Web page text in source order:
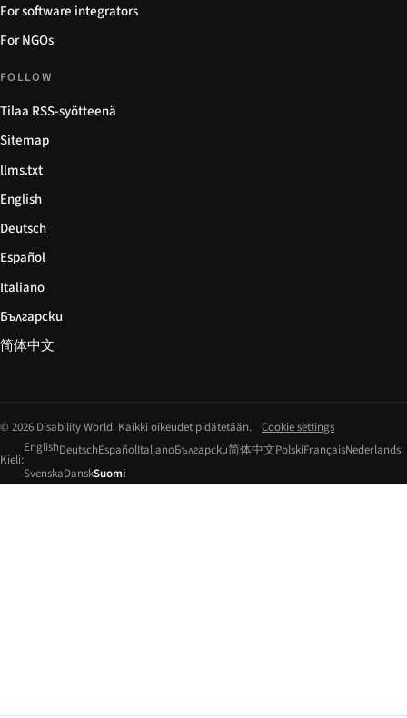
For software integrators
For NGOs
FOLLOW
Tilaa RSS-syötteenä
Sitemap
llms.txt
English
Deutsch
Español
Italiano
Български
简体中文
© 2026 Disability World. Kaikki oikeudet pidätetään. Cookie settings
Kieli:
EnglishDeutschEspañolItalianoБългарски简体中文PolskiFrançaisNederlands
SvenskaDanskSuomi